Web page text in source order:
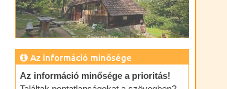
Az információ minősége
Az információ minősége a prioritás!